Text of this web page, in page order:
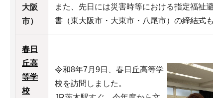
大阪
市）
また、先日には災害時等における指定福祉避
書（東大阪市・大東市・八尾市）の締結式も
春日
丘高
等学
校
令和8年7月9日、春日丘高等学
校を訪問しました。